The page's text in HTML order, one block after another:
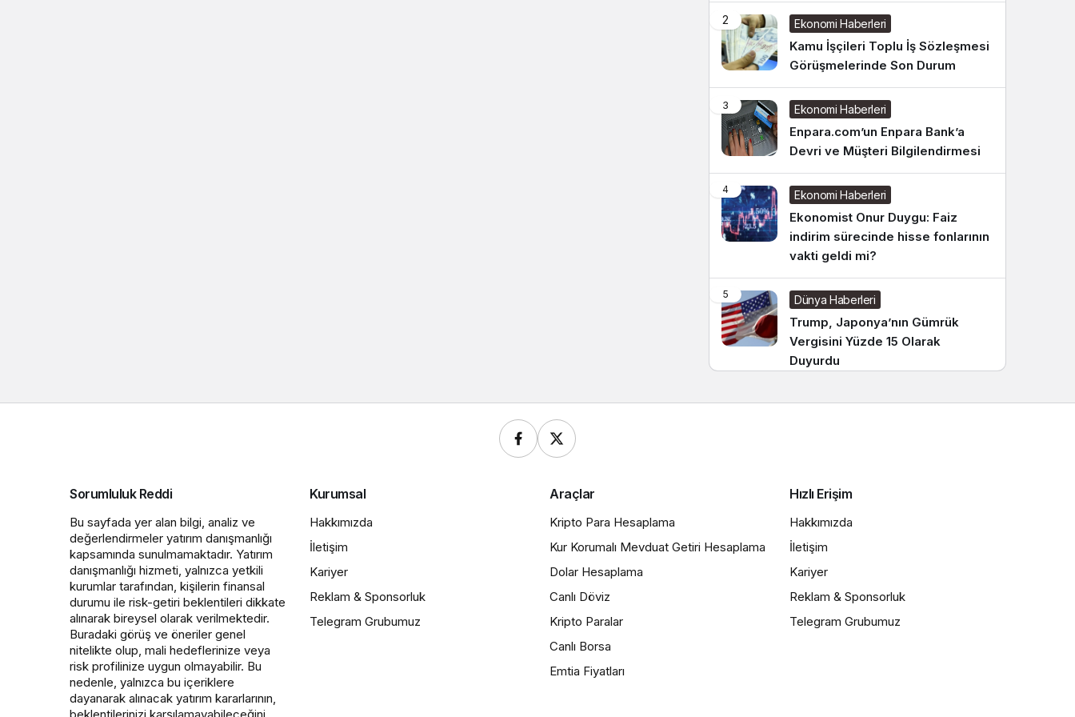
2 Ekonomi Haberleri
Kamu İşçileri Toplu İş Sözleşmesi
Görüşmelerinde Son Durum
3 Ekonomi Haberleri
Enpara.com’un Enpara Bank’a
Devri ve Müşteri Bilgilendirmesi
4 Ekonomi Haberleri
Ekonomist Onur Duygu: Faiz
indirim sürecinde hisse fonlarının
vakti geldi mi?
5 Dünya Haberleri
Trump, Japonya’nın Gümrük
Vergisini Yüzde 15 Olarak
Duyurdu
Sorumluluk Reddi
Bu sayfada yer alan bilgi, analiz ve
değerlendirmeler yatırım danışmanlığı
kapsamında sunulmamaktadır. Yatırım
danışmanlığı hizmeti, yalnızca yetkili
kurumlar tarafından, kişilerin finansal
durumu ile risk-getiri beklentileri dikkate
alınarak bireysel olarak verilmektedir.
Buradaki görüş ve öneriler genel
nitelikte olup, mali hedeflerinize veya
risk profilinize uygun olmayabilir. Bu
nedenle, yalnızca bu içeriklere
dayanarak alınacak yatırım kararlarının,
Kurumsal
Hakkımızda
İletişim
Kariyer
Reklam & Sponsorluk
Telegram Grubumuz
Araçlar
Kripto Para Hesaplama
Kur Korumalı Mevduat Getiri Hesaplama
Dolar Hesaplama
Canlı Döviz
Kripto Paralar
Canlı Borsa
Emtia Fiyatları
Hızlı Erişim
Hakkımızda
İletişim
Kariyer
Reklam & Sponsorluk
Telegram Grubumuz